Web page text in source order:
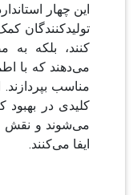
این چهار استاندارد در
تولیدکنندگان کمک
کنند، بلکه به
می‌دهند که با اطمینان
مناسب بپردازند. این
کلیدی در بهبود کیفیت
می‌شوند و نقش مهمی
ایفا می‌کنند.